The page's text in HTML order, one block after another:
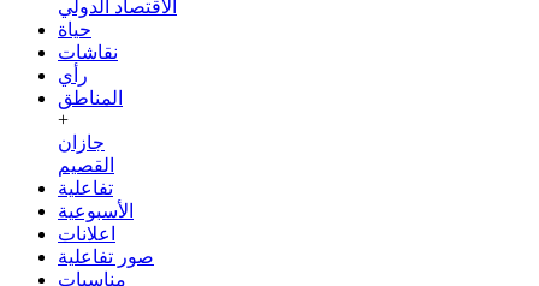
الاقتصاد الدولي
حياة
نقاشات
رأي
المناطق
+
جازان
القصيم
تفاعلية
الأسبوعية
اعلانات
صور تفاعلية
مناسبات